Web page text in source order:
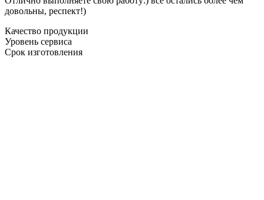
довольны, респект!)
Качество продукции
Уровень сервиса
Срок изготовления